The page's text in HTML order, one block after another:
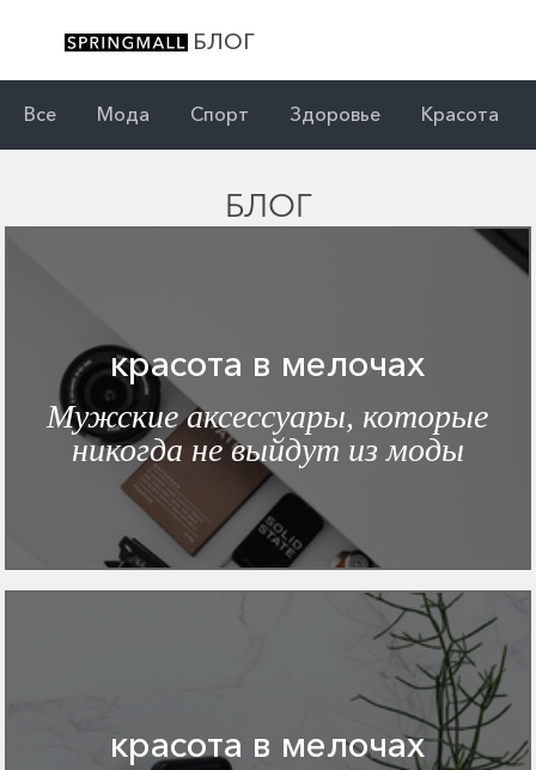
БЛОГ
Все Мода Спорт Здоровье Красота
БЛОГ
красота в мелочах
Мужские аксессуары, которые
никогда не выйдут из моды
красота в мелочах